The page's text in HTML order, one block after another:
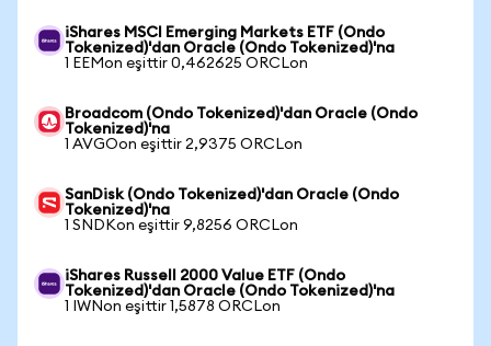
iShares MSCI Emerging Markets ETF (Ondo
Tokenized)'dan Oracle (Ondo Tokenized)'na
1 EEMon eşittir 0,462625 ORCLon
Broadcom (Ondo Tokenized)'dan Oracle (Ondo
Tokenized)'na
1 AVGOon eşittir 2,9375 ORCLon
SanDisk (Ondo Tokenized)'dan Oracle (Ondo
Tokenized)'na
1 SNDKon eşittir 9,8256 ORCLon
iShares Russell 2000 Value ETF (Ondo
Tokenized)'dan Oracle (Ondo Tokenized)'na
1 IWNon eşittir 1,5878 ORCLon